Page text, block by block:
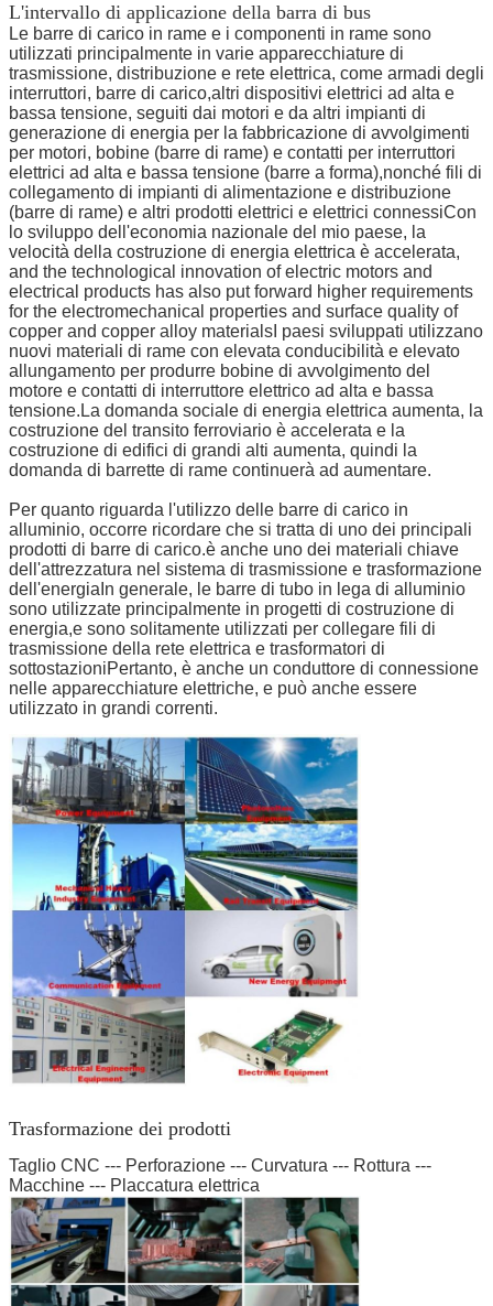
Lasciate un messaggio
Ti richiameremo presto!
L'intervallo di applicazione della barra di bus
Le barre di carico in rame e i componenti in rame sono
utilizzati principalmente in varie apparecchiature di
trasmissione, distribuzione e rete elettrica, come armadi degli
interruttori, barre di carico,altri dispositivi elettrici ad alta e
bassa tensione, seguiti dai motori e da altri impianti di
generazione di energia per la fabbricazione di avvolgimenti
per motori, bobine (barre di rame) e contatti per interruttori
elettrici ad alta e bassa tensione (barre a forma),nonché fili di
collegamento di impianti di alimentazione e distribuzione
(barre di rame) e altri prodotti elettrici e elettrici connessiCon
lo sviluppo dell'economia nazionale del mio paese, la
velocità della costruzione di energia elettrica è accelerata,
and the technological innovation of electric motors and
electrical products has also put forward higher requirements
for the electromechanical properties and surface quality of
copper and copper alloy materialsI paesi sviluppati utilizzano
nuovi materiali di rame con elevata conducibilità e elevato
allungamento per produrre bobine di avvolgimento del
motore e contatti di interruttore elettrico ad alta e bassa
tensione.La domanda sociale di energia elettrica aumenta, la
costruzione del transito ferroviario è accelerata e la
costruzione di edifici di grandi alti aumenta, quindi la
domanda di barrette di rame continuerà ad aumentare.
Per quanto riguarda l'utilizzo delle barre di carico in
alluminio, occorre ricordare che si tratta di uno dei principali
prodotti di barre di carico.è anche uno dei materiali chiave
dell'attrezzatura nel sistema di trasmissione e trasformazione
dell'energiaIn generale, le barre di tubo in lega di alluminio
sono utilizzate principalmente in progetti di costruzione di
energia,e sono solitamente utilizzati per collegare fili di
trasmissione della rete elettrica e trasformatori di
sottostazioniPertanto, è anche un conduttore di connessione
nelle apparecchiature elettriche, e può anche essere
utilizzato in grandi correnti.
Trasformazione dei prodotti
Taglio CNC --- Perforazione --- Curvatura --- Rottura ---
Macchine --- Placcatura elettrica